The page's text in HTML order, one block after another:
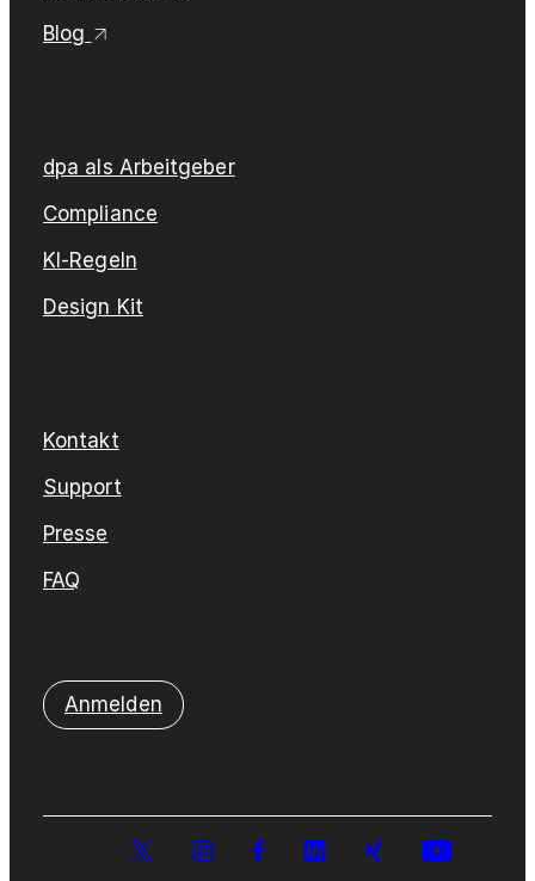
Blog
dpa als Arbeitgeber
Compliance
KI-Regeln
Design Kit
Kontakt
Support
Presse
FAQ
Anmelden